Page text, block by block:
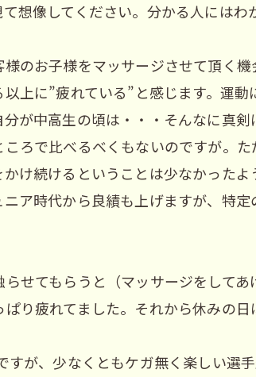
想像してください。分かる人にはわ
のお子様をマッサージさせて頂く
上に”疲れている”と感じます。運
が中高生の頃は・・・そんなに真
ろで比べるべくもないのですが。
け続けるということは少なかった
ア時代から良績も上げますが、特
せてもらうと（マッサージをして
り疲れてました。それから休みの日
が、少なくともケガ無く楽しい選